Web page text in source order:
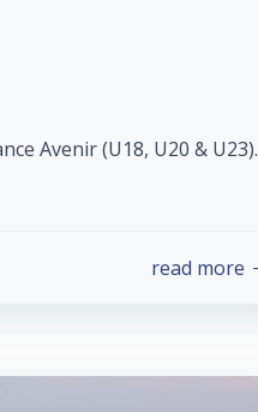
Avenir (U18, U20 & U23).
read more